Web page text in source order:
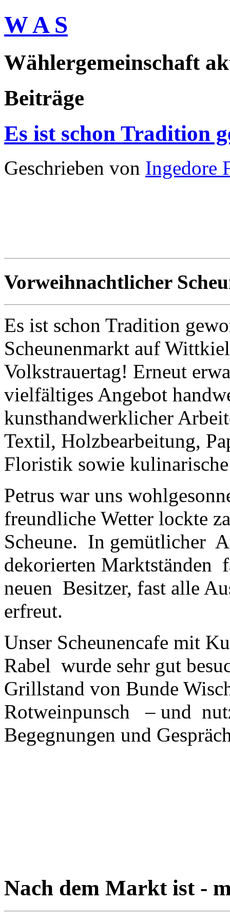
W A S
Wählergemeinschaft
Beiträge
Es ist schon Tradition
Geschrieben von Ingedore
Vorweihnachtlicher
Es ist schon Tradition
Scheunenmarkt auf
Volkstrauertag! Erneut
vielfältiges Angebot
kunsthandwerklicher
Textil, Holzbearbeitung,
Floristik sowie
Petrus war uns
freundliche Wetter lockte
Scheune. In gemütlicher
dekorierten Marktständen
neuen Besitzer, fast alle
erfreut.
Unser Scheunencafe mit
Rabel wurde sehr gut
Grillstand von Bunde
Rotweinpunsch – und
Begegnungen und
Nach dem Markt ist -